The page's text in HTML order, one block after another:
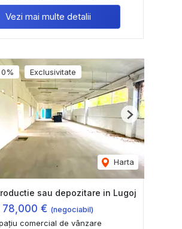
Vezi mai multe detalii
Exclusivitate
Harta
Next
sau depozitare in Lugoj
78,000 € (negociabil)
comercial de vânzare